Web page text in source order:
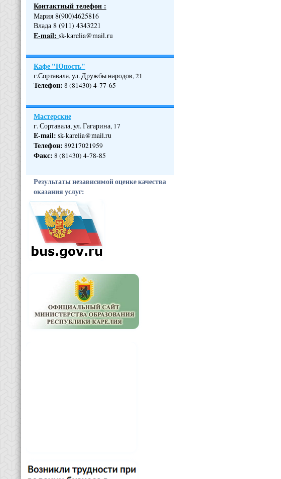
Контактный телефон :
Мария 8(900)4625816
Влада 8 (911) 4343221
Е-mail: sk-karelia@mail.ru
Кафе "Юность"
г.Сортавала, ул. Дружбы народов, 21
Телефон: 8 (81430) 4-77-65
Мастерские
г. Сортавала, ул. Гагарина, 17
E-mail: sk-karelia@mail.ru
Телефон: 89217021959
Факс: 8 (81430) 4-78-85
Результаты независимой оценке качества
оказания услуг: